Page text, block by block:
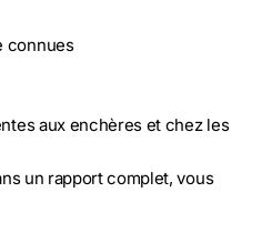
connues
aux enchères et chez les
un rapport complet, vous